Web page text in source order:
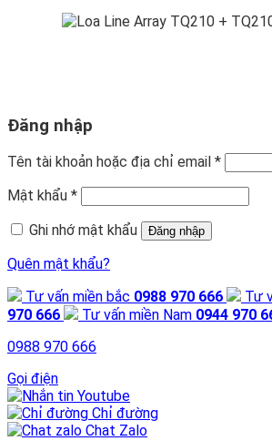
Đăng nhập
Tên tài khoản hoặc địa chỉ email *
Mật khẩu *
Ghi nhớ mật khẩu
Đăng nhập
Quên mật khẩu?
Tư vấn miền bắc 0988 970 666 Tư
970 666
Tư vấn miền Nam 0944 970
0988 970 666
Gọi điện
Youtube
Chỉ đường
Chat Zalo